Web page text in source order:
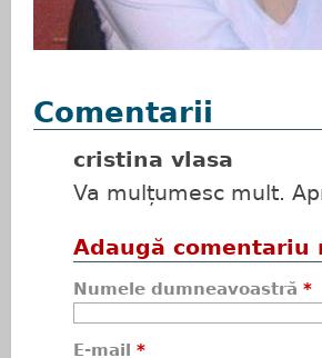
Comentarii
cristina vlasa
Va mulțumesc mult.
Adaugă comentariu
Numele dumneavoastră *
E-mail *